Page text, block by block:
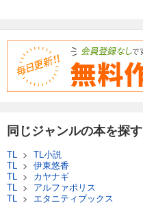
同じジャンルの本を探す
TL > TL小説
TL
> 伊東悠香
TL
> カヤナギ
TL
> アルファポリス
TL
> エタニティブックス